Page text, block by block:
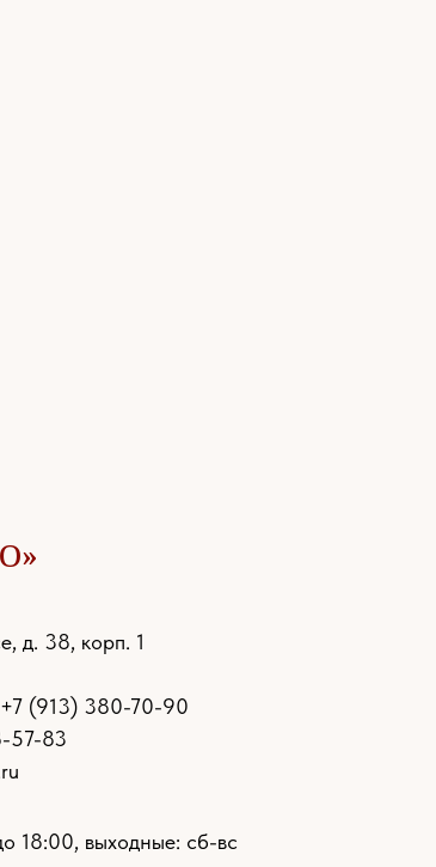
д. 38, корп. 1
+7 (913) 380-70-90
57-83
18:00, выходные: сб-вс